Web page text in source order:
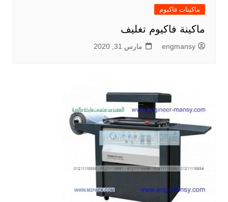
ماكينات فاكيوم
ماكينة فاكيوم تغليف
engmansy مارس 31, 2020